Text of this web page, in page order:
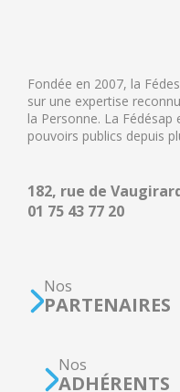
Fondée en 2007, la
sur une expertise
la Personne. La Fédésap
pouvoirs publics depuis
182, rue de
01 75 43 77 20
Nos
PARTENAIRES
Nos
ADHÉRENTS